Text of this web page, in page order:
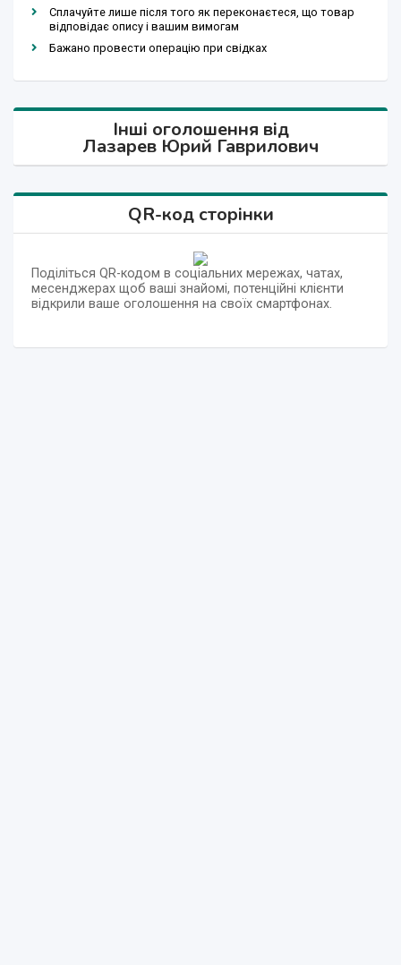
Сплачуйте лише після того як переконаєтеся, що товар
відповідає опису і вашим вимогам
Бажано провести операцію при свідках
Інші оголошення від
Лазарев Юрий Гаврилович
QR-код сторінки
Поділіться QR-кодом в соціальних мережах, чатах,
месенджерах щоб ваші знайомі, потенційні клієнти
відкрили ваше оголошення на своїх смартфонах.